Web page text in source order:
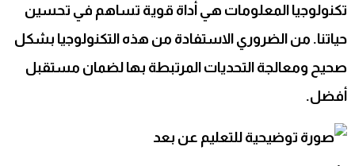
تكنولوجيا المعلومات هي أداة قوية تساهم في تحسين
حياتنا. من الضروري الاستفادة من هذه التكنولوجيا بشكل
صحيح ومعالجة التحديات المرتبطة بها لضمان مستقبل
أفضل.